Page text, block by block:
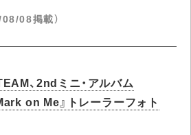
08/08掲載）
、2ndミニ・アルバム
on Me』トレーラーフォト